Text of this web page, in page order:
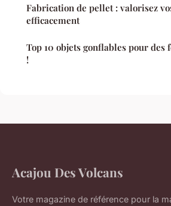
Fabrication de pellet : valorisez
efficacement
Top 10 objets gonflables pour des
!
Acajou Des Volcans
Votre magazine de référence pour la